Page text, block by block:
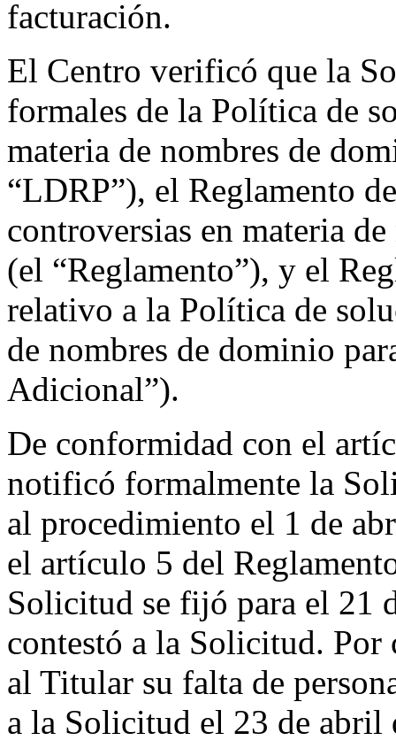
facturación.
El Centro verificó que la
formales de la Política de
materia de nombres de
“LDRP”), el Reglamento
controversias en materia
(el “Reglamento”), y el
relativo a la Política de
de nombres de dominio
Adicional”).
De conformidad con el
notificó formalmente la
al procedimiento el 1 de
el artículo 5 del
Solicitud se fijó para el 21
contestó a la Solicitud.
al Titular su falta de
a la Solicitud el 23 de abril